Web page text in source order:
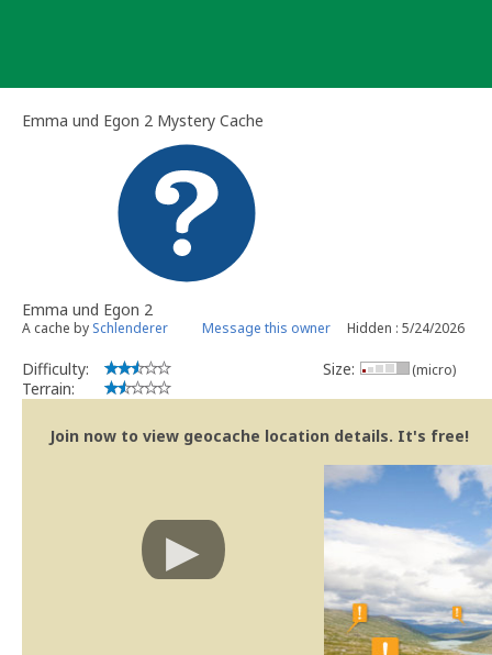
Emma und Egon 2 Mystery Cache
Emma und Egon 2
A cache by Schlenderer Message this owner Hidden : 5/24/2026
Difficulty:
Terrain:
Size: (micro)
Join now to view geocache location details. It's free!